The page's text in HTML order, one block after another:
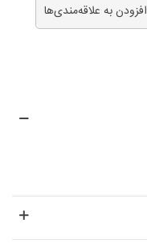
افزودن به علاقه‌مندی‌ها